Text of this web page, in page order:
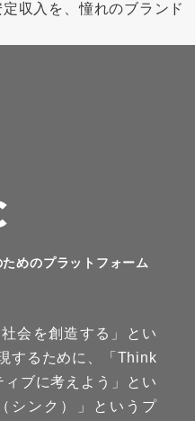
収入を、憧れのブランド
めのプラットフォーム
会を創造する」とい
するために、「Think
ブに考えよう」とい
シンク）」というプ